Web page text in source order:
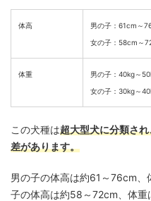
体高
男の子：61cm～
女の子：58cm～
体重
男の子：40kg～
女の子：30kg～
この犬種は超大型犬に分類さ
差があります。
男の子の体高は約61～76cm
子の体高は約58～72cm、体重